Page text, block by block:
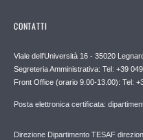
CONTATTI
Viale dell'Università 16 - 35020
Segreteria Amministrativa: Tel: +39
Front Office (orario 9.00-13.00): Tel:
Posta elettronica certificata:
Direzione Dipartimento TESAF